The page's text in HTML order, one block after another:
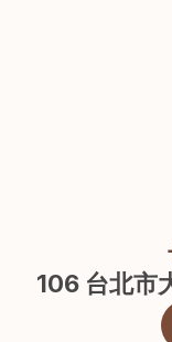
106 台北市